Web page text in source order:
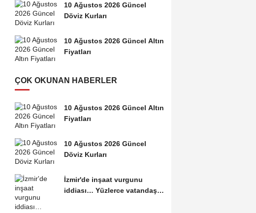
10 Ağustos 2026 Güncel
Döviz Kurları
10 Ağustos 2026 Güncel Altın
Fiyatları
ÇOK OKUNAN HABERLER
10 Ağustos 2026 Güncel Altın
Fiyatları
10 Ağustos 2026 Güncel
Döviz Kurları
İzmir'de inşaat vurgunu
iddiası… Yüzlerce vatandaş